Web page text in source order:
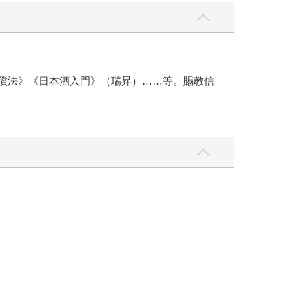
法》《日本酒入門》（瑞昇）……等。賜教信